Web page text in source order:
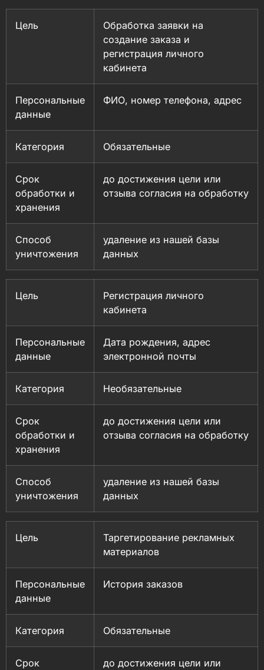
Цель
Обработка заявки на
создание заказа и
регистрация личного
кабинета
Персональные
данные
ФИО, номер телефона, адрес
Категория Обязательные
Срок
обработки и
хранения
до достижения цели или
отзыва согласия на обработку
Способ
уничтожения
удаление из нашей базы
данных
Цель
Регистрация личного
кабинета
Персональные
данные
Дата рождения, адрес
электронной почты
Категория Необязательные
Срок
обработки и
хранения
до достижения цели или
отзыва согласия на обработку
Способ
уничтожения
удаление из нашей базы
данных
Цель
Таргетирование рекламных
материалов
Персональные
данные
История заказов
Категория Обязательные
Срок
до достижения цели или